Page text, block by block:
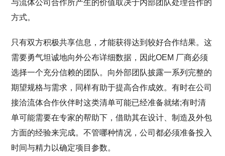
与流体公司合作所产生的价值取决于内部团队处理合作的
方式。
只有双方积极共享信息，才能获得达到较好合作结果。这
需要勇气坦诚地向外公布详细数据，因此OEM 厂商必须
选择一个充分信赖的团队。向外部团队披露一系列完整的
期望规格与需求，同样有助于提高合作成效。有时在公司
接洽流体合作伙伴时这类清单可能已经准备就绪;有时清
单可能需要在专家的帮助下，借助其在设计、制造及外包
方面的经验来完成。不管哪种情况，公司都必须准备投入
时间与精力以确定项目参数。